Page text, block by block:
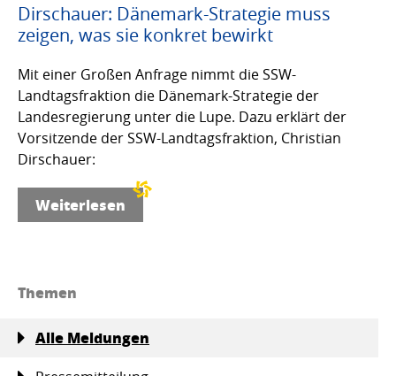
Dirschauer: Dänemark-Strategie muss
zeigen, was sie konkret bewirkt
Mit einer Großen Anfrage nimmt die SSW-
Landtagsfraktion die Dänemark-Strategie der
Landesregierung unter die Lupe. Dazu erklärt der
Vorsitzende der SSW-Landtagsfraktion, Christian
Dirschauer:
Weiterlesen
Themen
Alle Meldungen